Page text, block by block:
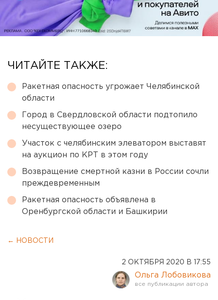
ЧИТАЙТЕ ТАКЖЕ:
Ракетная опасность угрожает Челябинской
области
Город в Свердловской области подтопило
несуществующее озеро
Участок с челябинским элеватором выставят
на аукцион по КРТ в этом году
Возвращение смертной казни в России сочли
преждевременным
Ракетная опасность объявлена в
Оренбургской области и Башкирии
← НОВОСТИ
2 ОКТЯБРЯ 2020 В 17:55
Ольга Лобовикова